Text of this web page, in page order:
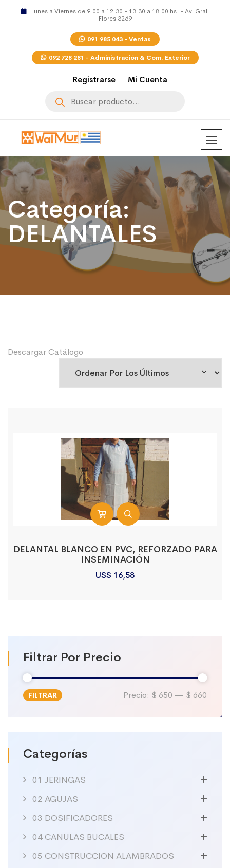
Lunes a Viernes de 9:00 a 12:30 - 13:30 a 18:00 hs. - Av. Gral.
Flores 3269
091 985 043 - Ventas
092 728 281 - Administración & Com. Exterior
Registrarse Mi Cuenta
Categoría:
DELANTALES
Filtrar Por Precio
Precio
Precio
FILTRAR Precio: $ 650 — $ 660
Categorías
01 JERINGAS
02 AGUJAS
03 DOSIFICADORES
04 CANULAS BUCALES
05 CONSTRUCCION ALAMBRADOS
Descargar Catálogo
DELANTAL BLANCO EN PVC, REFORZADO PARA
INSEMINACIÓN
U$S 16,58